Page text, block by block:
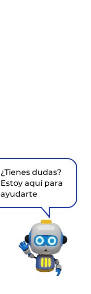
¿Tienes dudas?
Estoy aquí para
ayudarte